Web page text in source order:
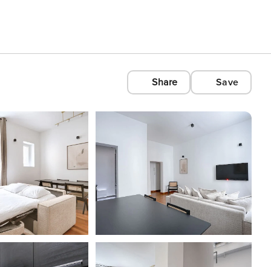
Share Save